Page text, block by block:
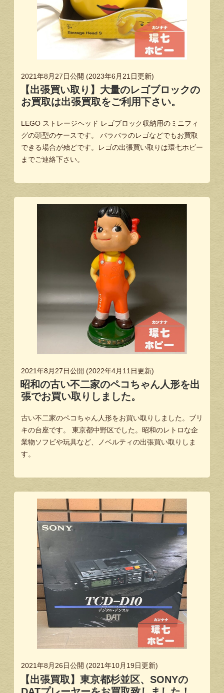
2021年8月27日公開 (2023年6月21日更新)
【出張買い取り】大量のレゴブロックの
お買取は出張買取をご利用下さい。
LEGO ストレージヘッド レゴブロック収納用のミニフィ
グの頭型のケースです。 バラバラのレゴなどでもお買取
できる場合が殆どです。レゴの出張買い取りは環七ホビー
までご連絡下さい。
2021年8月27日公開 (2022年4月11日更新)
昭和の古い不二家のペコちゃん人形を出
張でお買い取りしました。
古い不二家のペコちゃん人形をお買い取りしました。ブリ
キの台座です。 東京都中野区でした。昭和のレトロな企
業物ソフビや玩具など、ノベルティの出張買い取りしま
す。
2021年8月26日公開 (2021年10月19日更新)
【出張買取】東京都杉並区、SONYの